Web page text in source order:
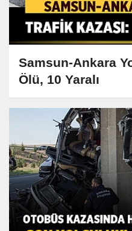
Samsun-Ankara
Ölü, 10 Yaralı